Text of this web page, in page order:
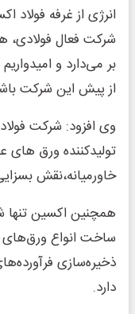
انرژی از غرفه فولاد
شرکت فعال فولادی،
بر می‌دارد و
از پیش این شرکت
وی افزود: شرکت
تولیدکننده ورق های
خاورمیانه،نقش
همچنین اکسین تنها
ساخت انواع
ذخیره‌سازی
دارد.